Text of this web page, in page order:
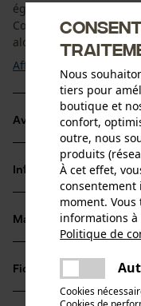
également l'humidité
Concrètement, cela
alors qu'il fait froid,
Afficher plus
Avantages du produit
Col montant à
Dos plus long
mouvements actifs
Veste d'extérieur
Informations sur le
Détails du produit
Type de manche
manches longues
Matériau & entretien
Matériau
Fiches techniques
Fiche de données
Nous
tiers pour
boutique et
confort,
outre, nous
produits
À cet effet,
moment.
informations
Politique de
Cookies
Une
essayer
partager
partager